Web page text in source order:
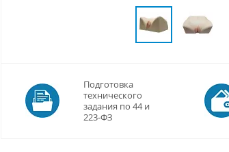
Подготовка
технического
задания по 44 и
223-ФЗ